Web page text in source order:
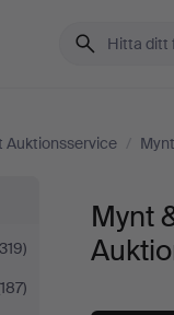
Auktionsservice /
Mynt